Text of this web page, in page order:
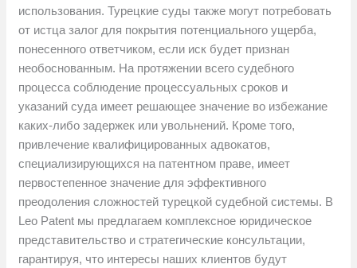
использования. Турецкие суды также могут потребовать
от истца залог для покрытия потенциального ущерба,
понесенного ответчиком, если иск будет признан
необоснованным. На протяжении всего судебного
процесса соблюдение процессуальных сроков и
указаний суда имеет решающее значение во избежание
каких-либо задержек или увольнений. Кроме того,
привлечение квалифицированных адвокатов,
специализирующихся на патентном праве, имеет
первостепенное значение для эффективного
преодоления сложностей турецкой судебной системы. В
Leo Patent мы предлагаем комплексное юридическое
представительство и стратегические консультации,
гарантируя, что интересы наших клиентов будут